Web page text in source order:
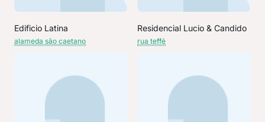
Edificio Latina
alameda são caetano
Residencial Lucio & Candido
rua teffé